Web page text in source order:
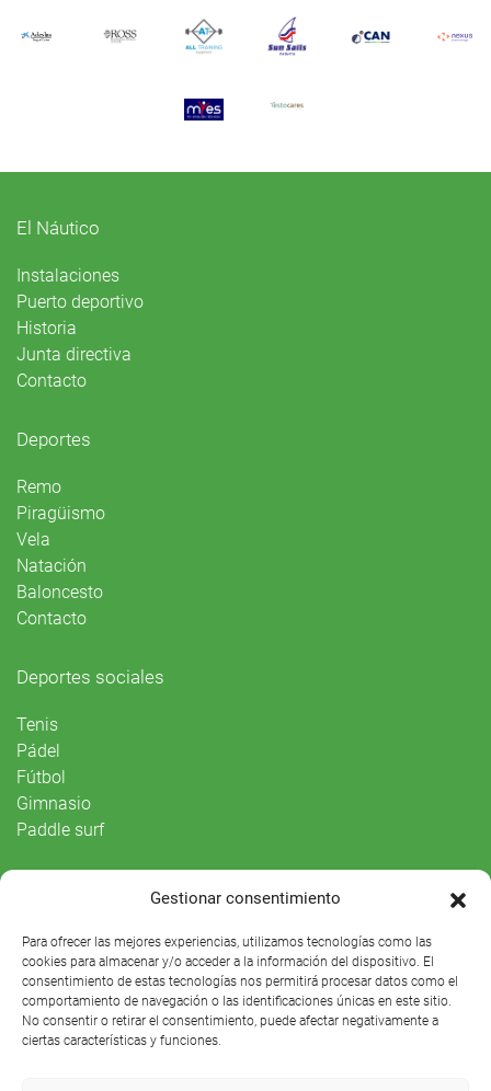
Gestionar consentimiento
Para ofrecer las mejores experiencias, utilizamos tecnologías como las
cookies para almacenar y/o acceder a la información del dispositivo. El
consentimiento de estas tecnologías nos permitirá procesar datos como el
comportamiento de navegación o las identificaciones únicas en este sitio.
No consentir o retirar el consentimiento, puede afectar negativamente a
ciertas características y funciones.
El Náutico
Instalaciones
Puerto deportivo
Historia
Junta directiva
Contacto
Deportes
Remo
Piragüismo
Vela
Natación
Baloncesto
Contacto
Deportes sociales
Tenis
Pádel
Fútbol
Gimnasio
Paddle surf
Agenda